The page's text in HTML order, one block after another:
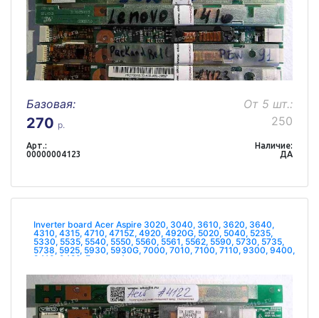
Базовая:
270 р.
От 5 шт.:
250
Арт.:
00000004123
Наличие:
ДА
Inverter board Acer Aspire 3020, 3040, 3610, 3620, 3640,
4310, 4315, 4710, 4715Z, 4920, 4920G, 5020, 5040, 5235,
5330, 5535, 5540, 5550, 5560, 5561, 5562, 5590, 5730, 5735,
5738, 5925, 5930, 5930G, 7000, 7010, 7100, 7110, 9300, 9400,
9410, 9420, Extensa 4